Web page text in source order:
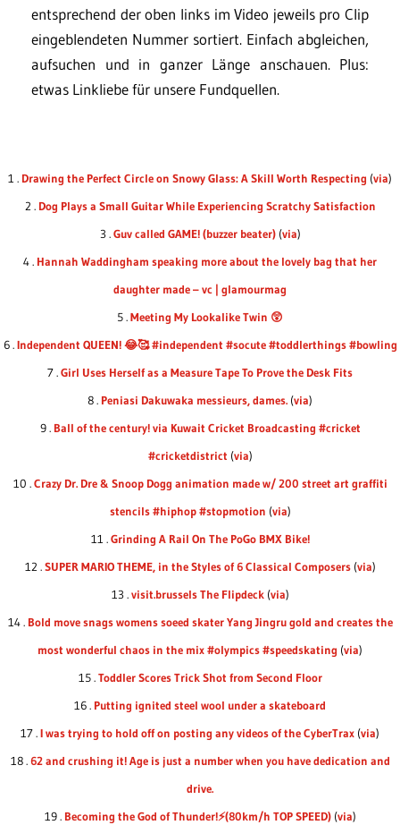
entsprechend der oben links im Video jeweils pro Clip
eingeblendeten Nummer sortiert. Einfach abgleichen,
aufsuchen und in ganzer Länge anschauen. Plus:
etwas Linkliebe für unsere Fundquellen.
1 . Drawing the Perfect Circle on Snowy Glass: A Skill Worth Respecting (via)
2 . Dog Plays a Small Guitar While Experiencing Scratchy Satisfaction
3 .Guv called GAME! (buzzer beater) (via)
4 . Hannah Waddingham speaking more about the lovely bag that her
daughter made – vc | glamourmag
5 .Meeting My Lookalike Twin 😲
6 .Independent QUEEN! 😂🥰 #independent #socute #toddlerthings #bowling
7 .Girl Uses Herself as a Measure Tape To Prove the Desk Fits
8 . Peniasi Dakuwaka messieurs, dames. (via)
9 . Ball of the century! via Kuwait Cricket Broadcasting #cricket
#cricketdistrict (via)
10 .Crazy Dr. Dre & Snoop Dogg animation made w/ 200 street art graffiti
stencils #hiphop #stopmotion (via)
11 .Grinding A Rail On The PoGo BMX Bike!
12 .SUPER MARIO THEME, in the Styles of 6 Classical Composers (via)
13 .visit.brussels The Flipdeck (via)
14 . Bold move snags womens soeed skater Yang Jingru gold and creates the
most wonderful chaos in the mix #olympics #speedskating (via)
15 .Toddler Scores Trick Shot from Second Floor
16 . Putting ignited steel wool under a skateboard
17 .I was trying to hold off on posting any videos of the CyberTrax (via)
18 .62 and crushing it! Age is just a number when you have dedication and
drive.
19 . Becoming the God of Thunder!⚡(80km/h TOP SPEED) (via)